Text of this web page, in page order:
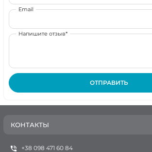
Email
Напишите отзыв*
ОТПРАВИТЬ
КОНТАКТЫ
+38 098 471 60 84